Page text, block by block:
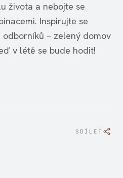
života a nebojte se
Inspirujte se
– zelený domov
v létě se bude hodit!
SDÍLET